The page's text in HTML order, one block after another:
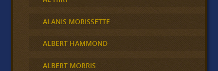
ALANIS MORISSETTE
ALBERT HAMMOND
ALBERT MORRIS